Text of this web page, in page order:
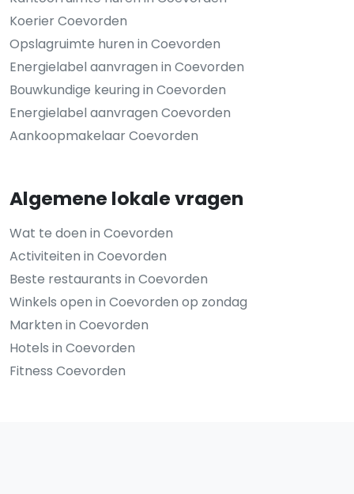
Koerier Coevorden
Opslagruimte huren in Coevorden
Energielabel aanvragen in Coevorden
Bouwkundige keuring in Coevorden
Energielabel aanvragen Coevorden
Aankoopmakelaar Coevorden
Algemene lokale vragen
Wat te doen in Coevorden
Activiteiten in Coevorden
Beste restaurants in Coevorden
Winkels open in Coevorden op zondag
Markten in Coevorden
Hotels in Coevorden
Fitness Coevorden